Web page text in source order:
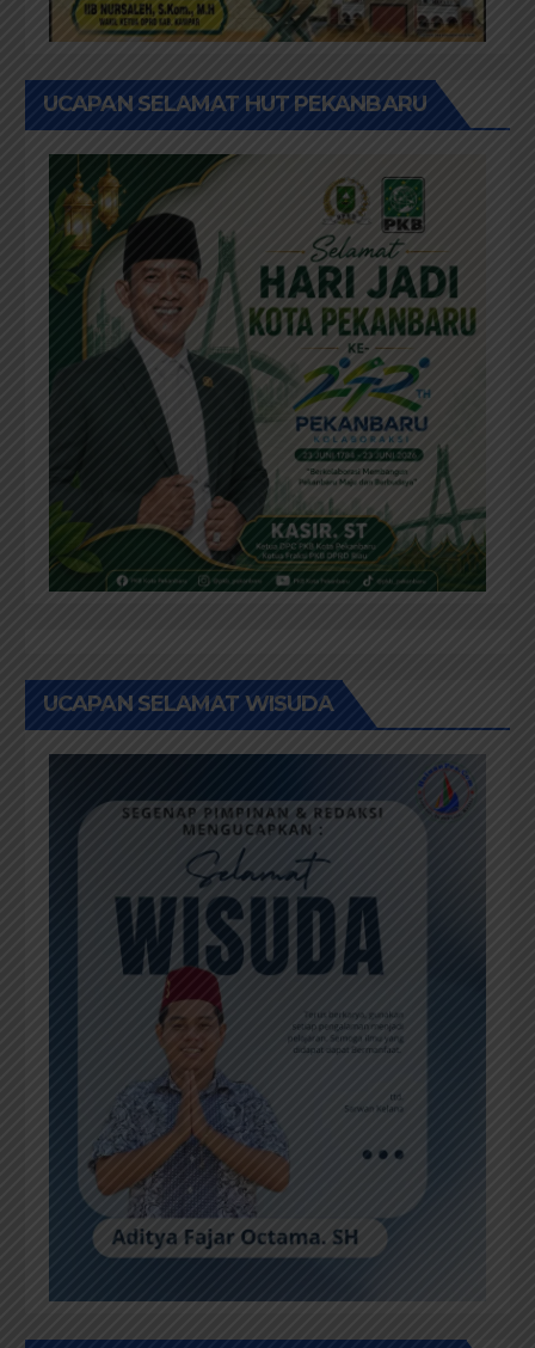
UCAPAN SELAMAT HUT PEKANBARU
UCAPAN SELAMAT WISUDA